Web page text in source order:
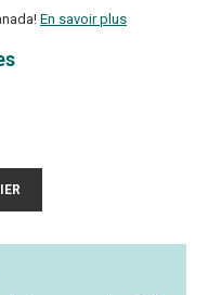
En savoir plus